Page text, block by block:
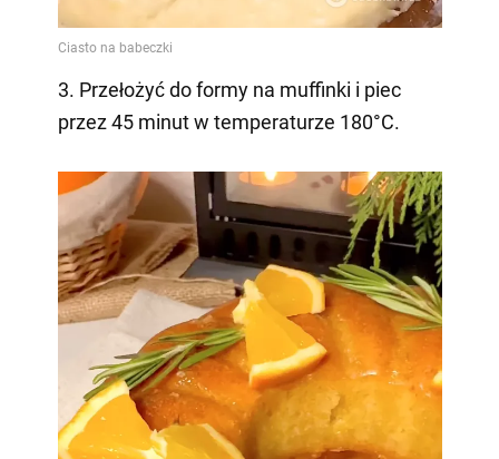
3. Przełożyć do formy na muffinki i piec
przez 45 minut w temperaturze 180°C.